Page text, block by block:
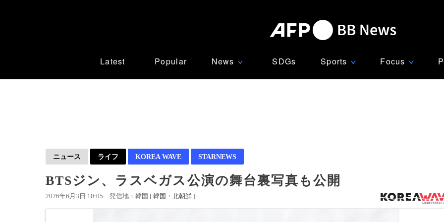
Latest Popular News ∨ SDGs Sports ∨ Focus ∨
ニュース ライフ KOREA WAVE STARNEWS
BTSジン、ラスベガス公演の舞台裏写真も公開
2026年6月3日 10:05 発信地：韓国 [ 韓国・北朝鮮 ]